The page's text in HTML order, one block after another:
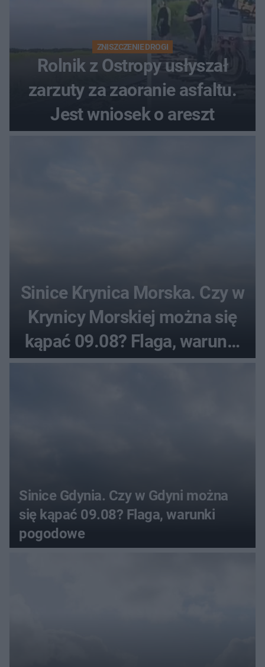
ZNISZCZENIE DROGI
Rolnik z Ostropy usłyszał
zarzuty za zaoranie asfaltu.
Jest wniosek o areszt
Sinice Krynica Morska. Czy w
Krynicy Morskiej można się
kąpać 09.08? Flaga, warunki
pogodowe
Sinice Gdynia. Czy w Gdyni można
się kąpać 09.08? Flaga, warunki
pogodowe